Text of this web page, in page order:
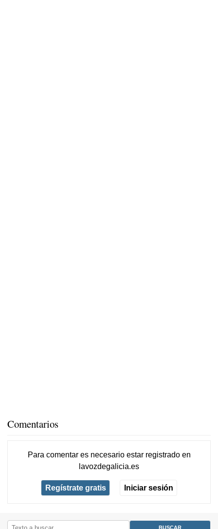
Comentarios
Para comentar es necesario estar registradoen
lavozdegalicia.es
Regístrate gratis Iniciar sesión